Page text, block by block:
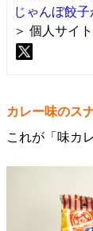
じゃんぼ餃子
＞ 個人サイト
カレー味のス
これが「味カ